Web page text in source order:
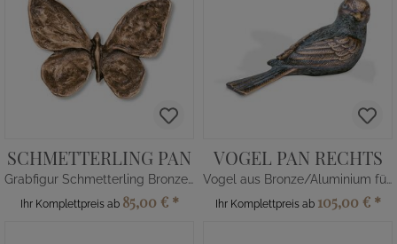
SCHMETTERLING PAN
Grabfigur Schmetterling Bronze/Alu
Ihr Komplettpreis ab 85,00 € *
VOGEL PAN RECHTS
Vogel aus Bronze/Aluminium für Grab
Ihr Komplettpreis ab 105,00 € *